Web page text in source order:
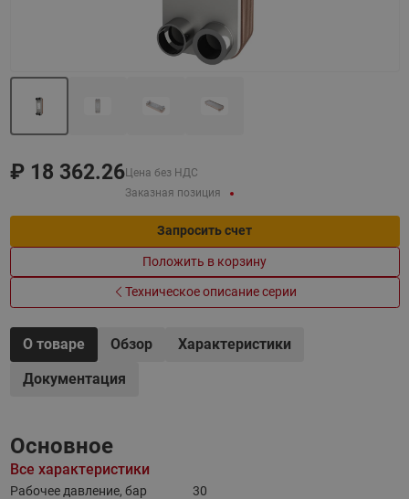
₽ 18 362.26Цена без НДС
Заказная позиция
Запросить счет
Положить в корзину
Техническое описание серии
О товаре Обзор
Характеристики
Документация
Основное
Все характеристики
Рабочее давление, бар
30